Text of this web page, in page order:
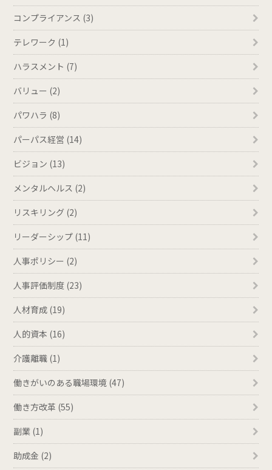
コンプライアンス (3)
テレワーク (1)
ハラスメント (7)
バリュー (2)
パワハラ (8)
パーパス経営 (14)
ビジョン (13)
メンタルヘルス (2)
リスキリング (2)
リーダーシップ (11)
人事ポリシー (2)
人事評価制度 (23)
人材育成 (19)
人的資本 (16)
介護離職 (1)
働きがいのある職場環境 (47)
働き方改革 (55)
副業 (1)
助成金 (2)